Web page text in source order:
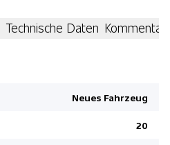
Technische Daten Kommentar
Neues Fahrzeug
20